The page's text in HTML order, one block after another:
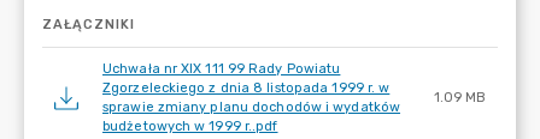
ZAŁĄCZNIKI
Uchwała nr XIX 111 99 Rady Powiatu
Zgorzeleckiego z dnia 8 listopada 1999 r. w
sprawie zmiany planu dochodów i wydatków
budżetowych w 1999 r..pdf
1.09 MB